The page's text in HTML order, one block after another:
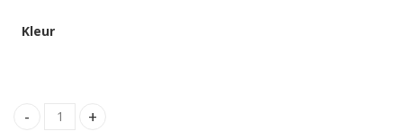
Kleur
GoWith-Linnen Sneaker Sokken-4 paar quantity